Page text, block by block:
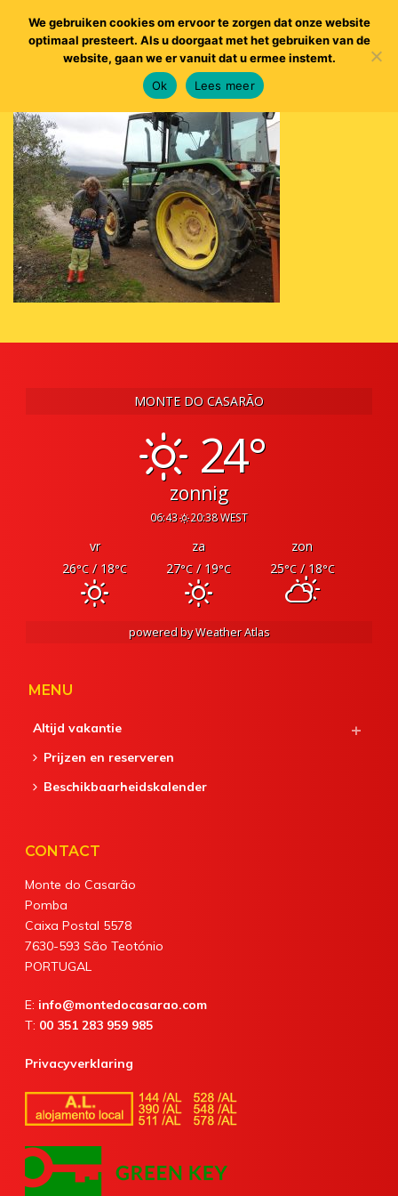
MONTE DO CASARÃO
24°
zonnig
06:43 20:38 WEST
vr za
zon
26°C/ 18°C 27°C/ 19°C 25°C/ 18°C
powered byWeather Atlas
MENU
Altijd vakantie
Prijzen en reserveren
Beschikbaarheidskalender
CONTACT
Monte do Casarão
Pomba
Caixa Postal 5578
7630-593 São Teotónio
PORTUGAL
E: info@montedocasarao.com
T: 00 351 283 959 985
Privacyverklaring
We gebruiken cookies om ervoor te zorgen dat onze website
optimaal presteert. Als u doorgaat met het gebruiken van de
website, gaan we er vanuit dat u ermee instemt.
Ok
Lees meer